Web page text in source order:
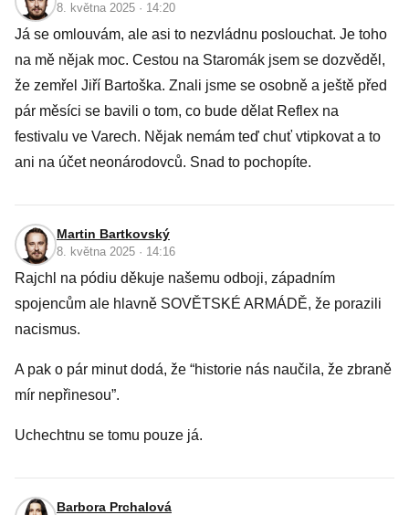
8. května 2025 · 14:20
Já se omlouvám, ale asi to nezvládnu poslouchat. Je toho
na mě nějak moc. Cestou na Staromák jsem se dozvěděl,
že zemřel Jiří Bartoška. Znali jsme se osobně a ještě před
pár měsíci se bavili o tom, co bude dělat Reflex na
festivalu ve Varech. Nějak nemám teď chuť vtipkovat a to
ani na účet neonárodovců. Snad to pochopíte.
Martin Bartkovský
8. května 2025 · 14:16
Rajchl na pódiu děkuje našemu odboji, západním
spojencům ale hlavně SOVĚTSKÉ ARMÁDĚ, že porazili
nacismus.
A pak o pár minut dodá, že “historie nás naučila, že zbraně
mír nepřinesou”.
Uchechtnu se tomu pouze já.
Barbora Prchalová